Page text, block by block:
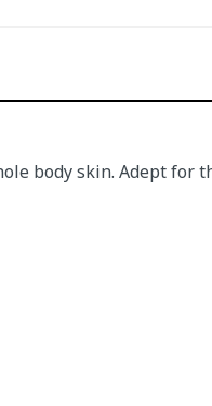
body skin. Adept for